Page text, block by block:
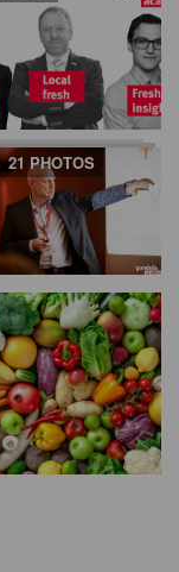
21 PHOTOS